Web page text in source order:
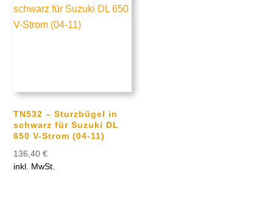
TN532 – Sturzbügel in
schwarz für Suzuki DL
650 V-Strom (04-11)
136,40€
inkl. MwSt.